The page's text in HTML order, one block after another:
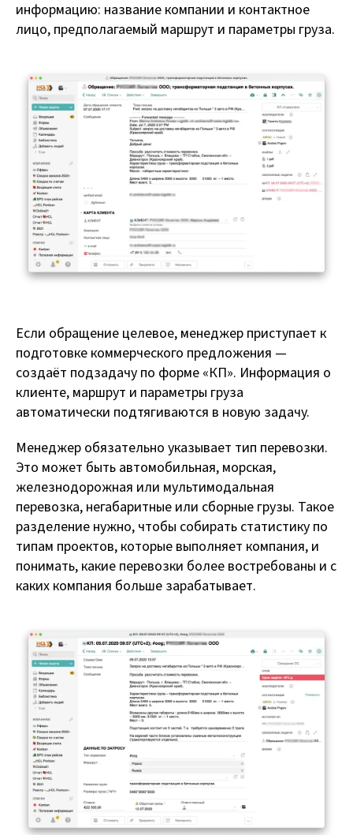
информацию: название компании и контактное
лицо, предполагаемый маршрут и параметры груза.
Если обращение целевое, менеджер приступает к
подготовке коммерческого предложения —
создаёт подзадачу по форме «КП». Информация о
клиенте, маршрут и параметры груза
автоматически подтягиваются в новую задачу.
Менеджер обязательно указывает тип перевозки.
Это может быть автомобильная, морская,
железнодорожная или мультимодальная
перевозка, негабаритные или сборные грузы. Такое
разделение нужно, чтобы собирать статистику по
типам проектов, которые выполняет компания, и
понимать, какие перевозки более востребованы и с
каких компания больше зарабатывает.